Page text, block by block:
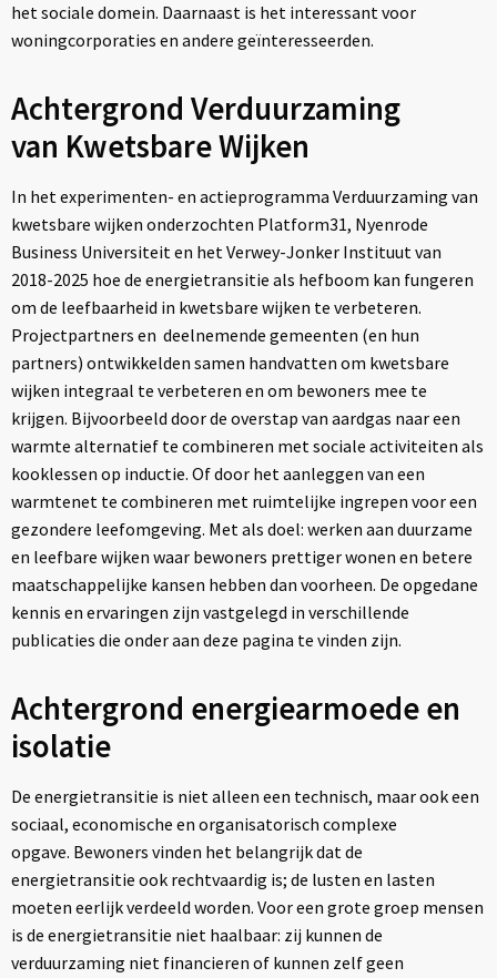
het sociale domein. Daarnaast is het interessant voor
woningcorporaties en andere geïnteresseerden.
Achtergrond Verduurzaming
van Kwetsbare Wijken
In het experimenten- en actieprogramma Verduurzaming van
kwetsbare wijken onderzochten Platform31, Nyenrode
Business Universiteit en het Verwey-Jonker Instituut van
2018-2025 hoe de energietransitie als hefboom kan fungeren
om de leefbaarheid in kwetsbare wijken te verbeteren.
Projectpartners en deelnemende gemeenten (en hun
partners) ontwikkelden samen handvatten om kwetsbare
wijken integraal te verbeteren en om bewoners mee te
krijgen. Bijvoorbeeld door de overstap van aardgas naar een
warmte alternatief te combineren met sociale activiteiten als
kooklessen op inductie. Of door het aanleggen van een
warmtenet te combineren met ruimtelijke ingrepen voor een
gezondere leefomgeving. Met als doel: werken aan duurzame
en leefbare wijken waar bewoners prettiger wonen en betere
maatschappelijke kansen hebben dan voorheen. De opgedane
kennis en ervaringen zijn vastgelegd in verschillende
publicaties die onder aan deze pagina te vinden zijn.
Achtergrond energiearmoede en
isolatie
De energietransitie is niet alleen een technisch, maar ook een
sociaal, economische en organisatorisch complexe
opgave. Bewoners vinden het belangrijk dat de
energietransitie ook rechtvaardig is; de lusten en lasten
moeten eerlijk verdeeld worden. Voor een grote groep mensen
is de energietransitie niet haalbaar: zij kunnen de
verduurzaming niet financieren of kunnen zelf geen